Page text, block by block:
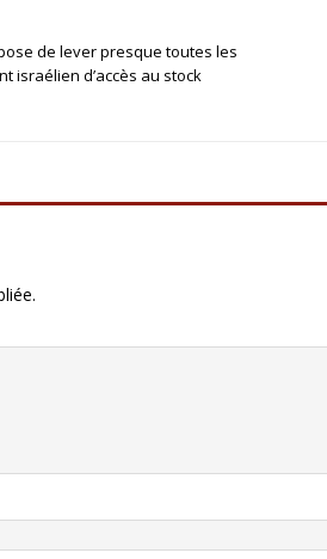
de lever presque toutes les
israélien d’accès au stock